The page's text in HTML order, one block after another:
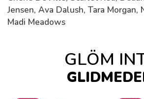
Jensen, Ava Dalush, Tara Morgan,
Madi Meadows
GLÖM